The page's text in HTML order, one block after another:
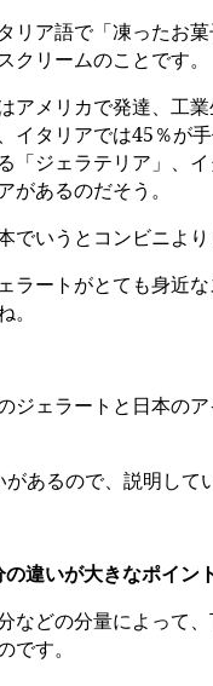
リア語で「凍ったお
クリームのことです。
アメリカで発達、工
イタリアでは45％が
「ジェラテリア」、
があるのだそう。
でいうとコンビニより
ラートがとても身近
ジェラートと日本の
あるので、説明して
違いが大きなポイン
などの分量によって
です。